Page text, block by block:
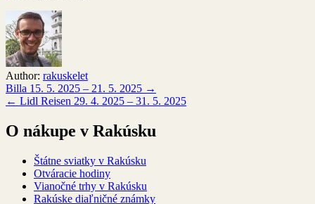
Author: rakuskelet
Navigácia
v
článku
Billa 15. 5. 2025 – 21. 5. 2025 →
← Lidl Reisen 29. 4. 2025 – 31. 5. 2025
O nákupe v Rakúsku
Štátne sviatky v Rakúsku
Otváracie hodiny
Vianočné trhy v Rakúsku
Rakúske diaľničné známky